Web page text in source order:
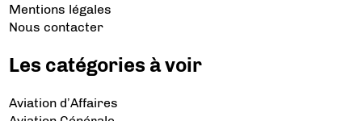
Mentions légales
Nous contacter
Les catégories à voir
Aviation d’Affaires